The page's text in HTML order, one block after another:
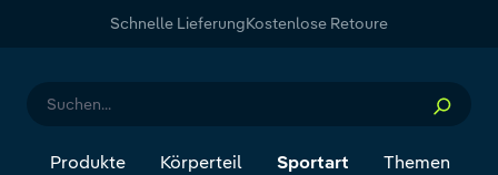
Schnelle LieferungKostenlose Retoure
Produkte Körperteil Sportart Themen